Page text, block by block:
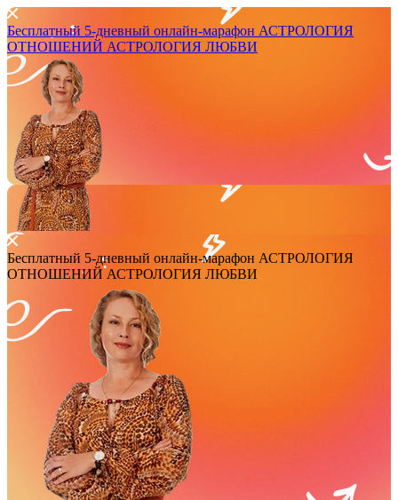
Бесплатный 5-дневный онлайн-марафон АСТРОЛОГИЯ
ОТНОШЕНИЙ АСТРОЛОГИЯ ЛЮБВИ
Бесплатный 5-дневный онлайн-марафон АСТРОЛОГИЯ
ОТНОШЕНИЙ АСТРОЛОГИЯ ЛЮБВИ